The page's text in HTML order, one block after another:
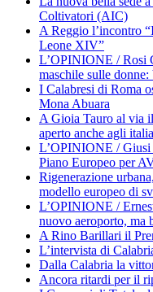
Coltivatori (AIC)
A Reggio l’incontro
Leone XIV”
L’OPINIONE / Rosi
maschile sulle
I Calabresi di Roma
Mona Abuara
A Gioia Tauro al via
aperto anche agli
L’OPINIONE / Giusi
Piano Europeo per
Rigenerazione
modello europeo di
L’OPINIONE /
nuovo aeroporto, ma
A Rino Barillari il
L’intervista di
Dalla Calabria la
Ancora ritardi per il